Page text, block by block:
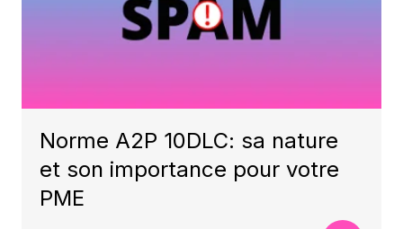
Norme A2P 10DLC: sa nature
et son importance pour votre
PME